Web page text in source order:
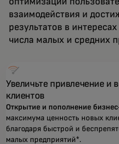
взаимодействия и
результатов в
числа малых и средних
Увеличьте привлечение и
клиентов
Открытие и пополнение
максимума ценность новых
благодаря быстрой и
малых предприятий*.